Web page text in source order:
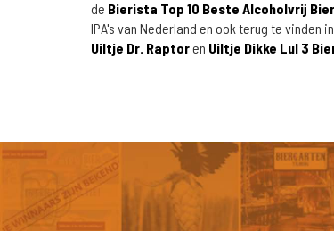
de Bierista Top 10 Beste Alcoholvrij Bier
IPA's van Nederland en ook terug te vinden
Uiltje Dr. Raptoren Uiltje Dikke Lul 3